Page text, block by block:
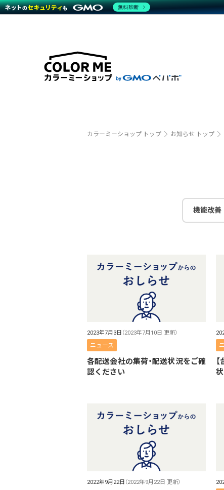
特長
商材一覧を見る
機能一覧を見る
特長
売上
複数
運営サポート
開発
カラーミーショップ トップ お知らせ トップ
機能改善
2023年7月3日 （2023年7月10日 更新）
ニュース
各配送会社の集荷・配送状況をご確
認ください
2022年9月22日 （2022年9月22日 更新）
無料診断